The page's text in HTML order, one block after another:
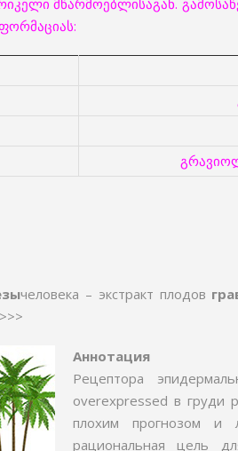
მწარმოებლისაგან.
человека – экстракт плодов
Аннотация
Рецептора
overexpressed в груди
плохим прогнозом и
рациональная цель